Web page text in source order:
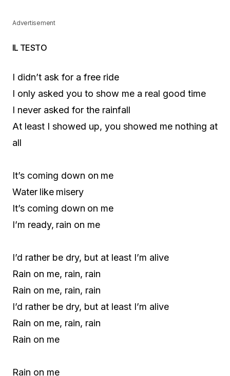
Advertisement
IL TESTO
I didn’t ask for a free ride
I only asked you to show me a real good time
I never asked for the rainfall
At least I showed up, you showed me nothing at
all
It’s coming down on me
Water like misery
It’s coming down on me
I’m ready, rain on me
I’d rather be dry, but at least I’m alive
Rain on me, rain, rain
Rain on me, rain, rain
I’d rather be dry, but at least I’m alive
Rain on me, rain, rain
Rain on me
Rain on me